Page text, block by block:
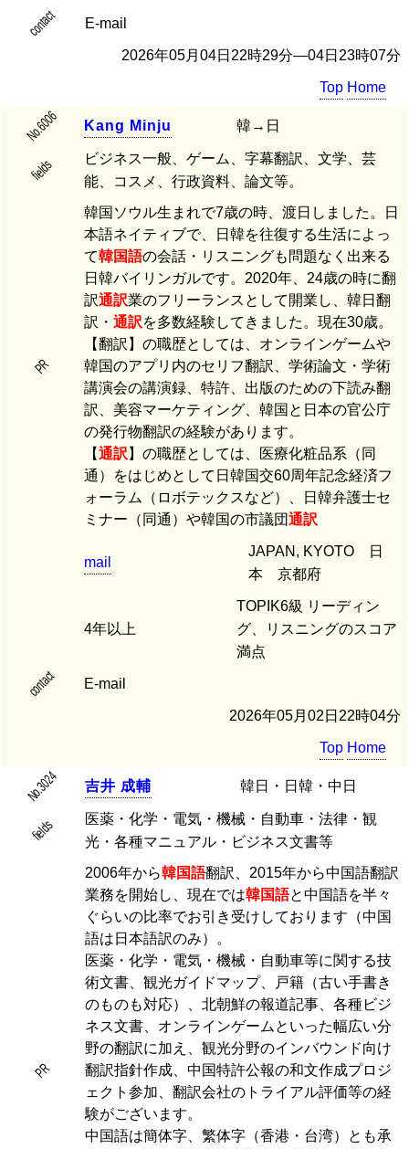
contact E-mail
2026年05月04日22時29分―04日23時07分
Top Home
No.6006 Kang M inju 韓→日
fields
ビジネス一般、ゲーム、字幕翻訳、文学、芸
能、コスメ、行政資料、論文等。
PR
韓国ソウル生まれで7歳の時、渡日しました。日
本語ネイティブで、日韓を往復する生活によっ
て韓国語の会話・リスニングも問題なく出来る
日韓バイリンガルです。2020年、24歳の時に翻
訳通訳業のフリーランスとして開業し、韓日翻
訳・ 通訳を多数経験してきました。現在30歳。
【翻訳】の職歴としては、オンラインゲームや
韓国のアプリ内のセリフ翻訳、学術論文・学術
講演会の講演録、特許、出版のための下読み翻
訳、美容マーケティング、韓国と日本の官公庁
の発行物翻訳の経験があります。
【通訳 】の職歴としては、医療化粧品系（同
通）をはじめとして日韓国交60周年記念経済フ
ォーラム（ロボテックスなど）、日韓弁護士セ
ミナー（同通）や韓国の市議団通訳
mail
JAPAN, KYOTO 日
本 京都府
4年以上
TOPIK6級 リーディン
グ、リスニングのスコア
満点
contact E-mail
2026年05月02日22時04分
Top Home
No.3024 吉井 成輔 韓日・日韓・中日
fields
医薬・化学・電気・機械・自動車・法律・観
光・各種マニュアル・ビジネス文書等
PR
2006年から韓国語翻訳、2015年から中国語翻訳
業務を開始し、現在では韓国語と中国語を半々
ぐらいの比率でお引き受けしております（中国
語は日本語訳のみ）。
医薬・化学・電気・機械・自動車等に関する技
術文書、観光ガイドマップ、戸籍（古い手書き
のものも対応）、北朝鮮の報道記事、各種ビジ
ネス文書、オンラインゲームといった幅広い分
野の翻訳に加え、観光分野のインバウンド向け
翻訳指針作成、中国特許公報の和文作成プロジ
ェクト参加、翻訳会社のトライアル評価等の経
験がございます。
中国語は簡体字、繁体字（香港・台湾）とも承